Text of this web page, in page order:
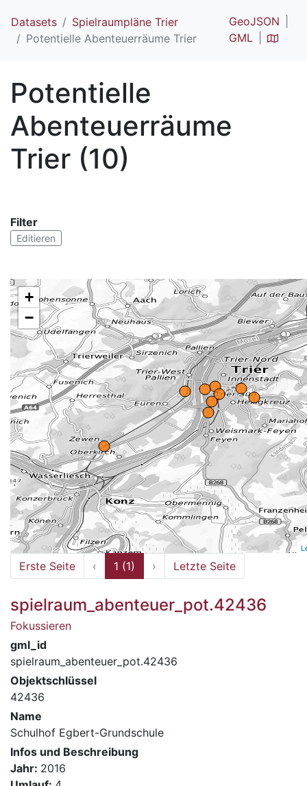
Datasets
Spielraumpläne Trier
Potentielle Abenteuerräume Trier
GeoJSON
GML
Potentielle
Abenteuerräume
Trier (10)
Filter
Editieren
+
−
Erste Seite ‹ 1 (1) › Letzte Seite
spielraum_abenteuer_pot.42436
Fokussieren
gml_id
spielraum_abenteuer_pot.42436
Objektschlüssel
42436
Name
Schulhof Egbert-Grundschule
Infos und Beschreibung
Jahr: 2016